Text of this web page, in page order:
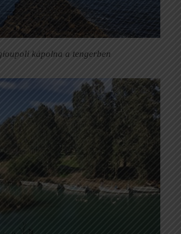
kápolna a tengerben